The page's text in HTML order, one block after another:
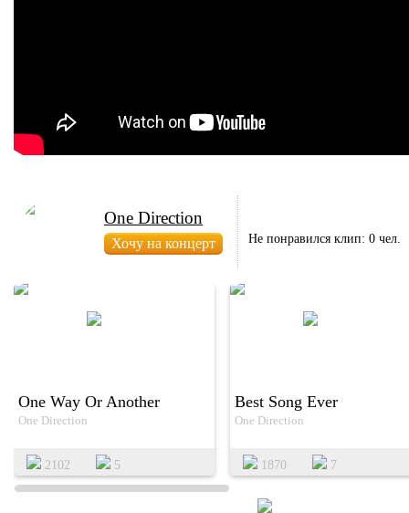
One Direction
Не понравился клип: 0 чел.
One Way Or Another
One Direction
2102 5
Best Song Ever
One Direction
1870 7